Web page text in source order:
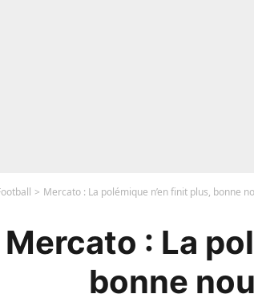
Mercato : La polémique n’en finit plus, bonne
Mercato : La
bonne